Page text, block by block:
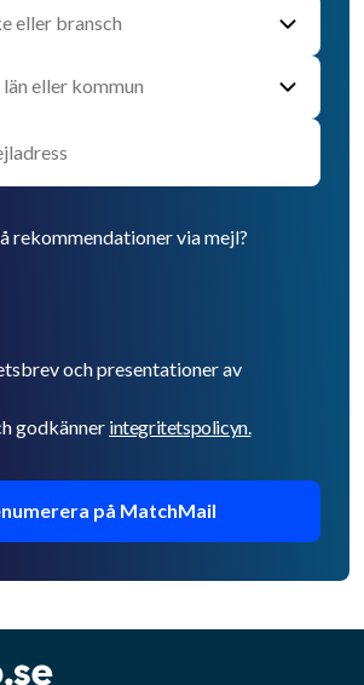
rekommendationer via mejl?
och presentationer av
godkänner integritetspolicyn.
på MatchMail